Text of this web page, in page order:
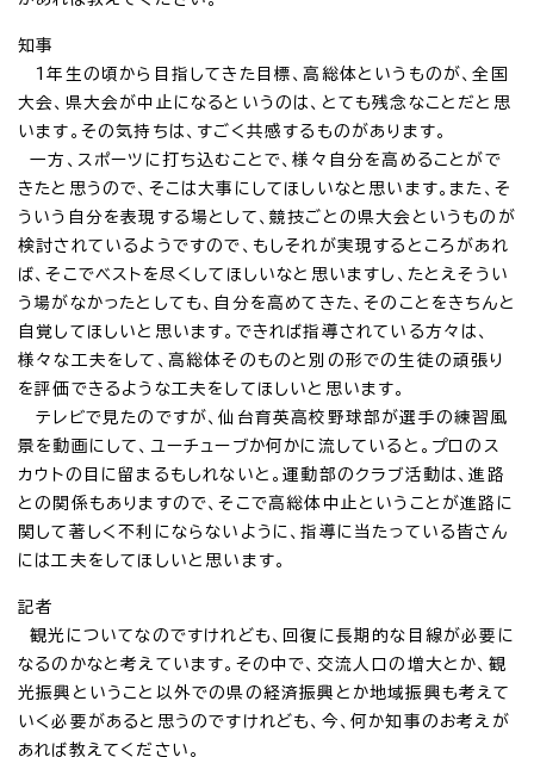
知事
1年生の頃から目指してきた目標、高総体というものが、全国
大会、県大会が中止になるというのは、とても残念なことだと思
います。その気持ちは、すごく共感するものがあります。
一方、スポーツに打ち込むことで、様々自分を高めることがで
きたと思うので、そこは大事にしてほしいなと思います。また、そ
ういう自分を表現する場として、競技ごとの県大会というものが
検討されているようですので、もしそれが実現するところがあれ
ば、そこでベストを尽くしてほしいなと思いますし、たとえそうい
う場がなかったとしても、自分を高めてきた、そのことをきちんと
自覚してほしいと思います。できれば指導されている方々は、
様々な工夫をして、高総体そのものと別の形での生徒の頑張り
を評価できるような工夫をしてほしいと思います。
テレビで見たのですが、仙台育英高校野球部が選手の練習風
景を動画にして、ユーチューブか何かに流していると。プロのス
カウトの目に留まるもしれないと。運動部のクラブ活動は、進路
との関係もありますので、そこで高総体中止ということが進路に
関して著しく不利にならないように、指導に当たっている皆さん
には工夫をしてほしいと思います。
記者
観光についてなのですけれども、回復に長期的な目線が必要に
なるのかなと考えています。その中で、交流人口の増大とか、観
光振興ということ以外での県の経済振興とか地域振興も考えて
いく必要があると思うのですけれども、今、何か知事のお考えが
あれば教えてください。